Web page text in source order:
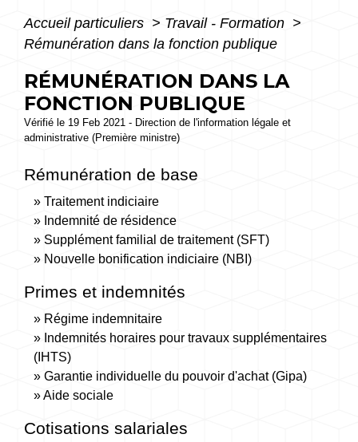
Accueil particuliers > Travail - Formation >
Rémunération dans la fonction publique
RÉMUNÉRATION DANS LA
FONCTION PUBLIQUE
Vérifié le 19 Feb 2021 - Direction de l'information légale et
administrative (Première ministre)
Rémunération de base
Traitement indiciaire
Indemnité de résidence
Supplément familial de traitement (SFT)
Nouvelle bonification indiciaire (NBI)
Primes et indemnités
Régime indemnitaire
Indemnités horaires pour travaux supplémentaires
(IHTS)
Garantie individuelle du pouvoir d'achat (Gipa)
Aide sociale
Cotisations salariales